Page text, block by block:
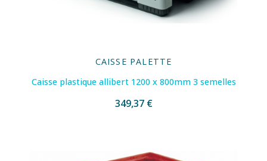
CAISSE PALETTE
Caisse plastique allibert 1200 x 800mm 3 semelles
349,37 €